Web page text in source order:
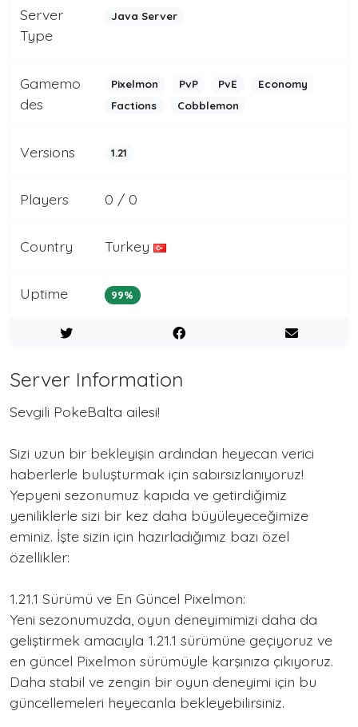
Server
Type
Java Server
Gamemo
des
Pixelmon PvP PvE
Economy
Factions
Cobblemon
Versions 1.21
Players 0 / 0
Country Turkey
Uptime 99%
Server Information
Sevgili PokeBalta ailesi!
Sizi uzun bir bekleyişin ardından heyecan verici
haberlerle buluşturmak için sabırsızlanıyoruz!
Yepyeni sezonumuz kapıda ve getirdiğimiz
yeniliklerle sizi bir kez daha büyüleyeceğimize
eminiz. İşte sizin için hazırladığımız bazı özel
özellikler:
1.21.1 Sürümü ve En Güncel Pixelmon:
Yeni sezonumuzda, oyun deneyimimizi daha da
geliştirmek amacıyla 1.21.1 sürümüne geçiyoruz ve
en güncel Pixelmon sürümüyle karşınıza çıkıyoruz.
Daha stabil ve zengin bir oyun deneyimi için bu
güncellemeleri heyecanla bekleyebilirsiniz.